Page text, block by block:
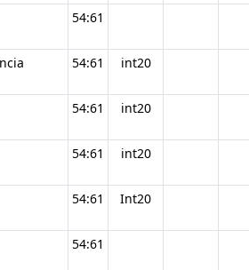
54:61
54:61 int20
54:61 int20
54:61 int20
54:61 Int20
54:61